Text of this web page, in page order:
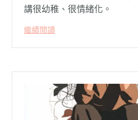
講很幼稚、很情緒化。
繼續閱讀